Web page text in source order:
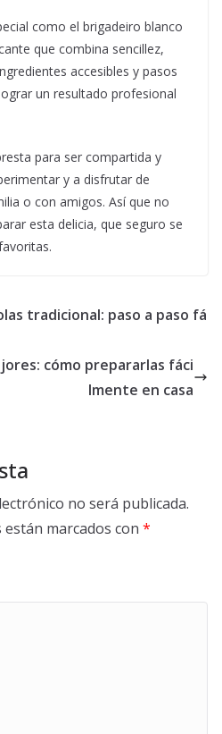
como el brigadeiro blanco
que combina sencillez,
accesibles y pasos
un resultado profesional
para ser compartida y
y a disfrutar de
o con amigos. Así que no
esta delicia, que seguro se
tradicional: paso a paso fá
cómo prepararlas fáci
lmente en casa
no será publicada.
marcados con *